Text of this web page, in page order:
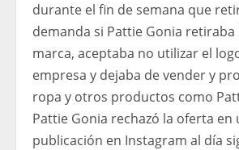
durante el fin de semana que
demanda si Pattie Gonia
marca, aceptaba no utilizar el
empresa y dejaba de vender y
ropa y otros productos como
Pattie Gonia rechazó la oferta en
publicación en Instagram al día